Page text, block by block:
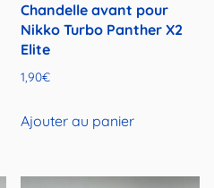
Chandelle avant pour
Nikko Turbo Panther X2
Elite
1,90€
Ajouter au panier